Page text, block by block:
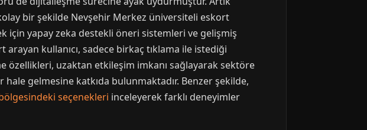
bir şekilde Nevşehir Merkez üniversiteli eskort
için yapay zeka destekli öneri sistemleri ve gelişmiş
kullanıcı, sadece birkaç tıklama ile istediği
özellikleri, uzaktan etkileşim imkanı sağlayarak sektöre
gelmesine katkıda bulunmaktadır. Benzer şekilde,
seçenekleri inceleyerek farklı deneyimler